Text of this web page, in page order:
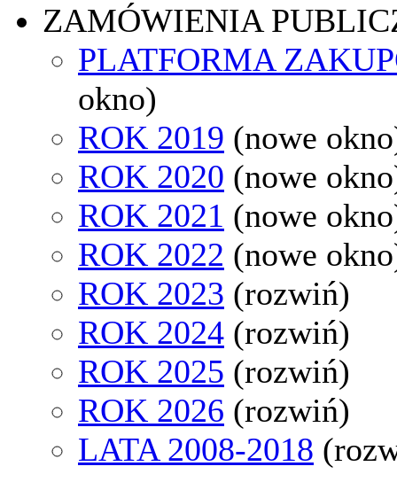
ZAMÓWIENIA
PLATFORMA
okno)
ROK 2019 (nowe
ROK 2020 (nowe
ROK 2021 (nowe
ROK 2022 (nowe
ROK 2023 (rozwiń)
ROK 2024 (rozwiń)
ROK 2025 (rozwiń)
ROK 2026 (rozwiń)
LATA 2008-2018